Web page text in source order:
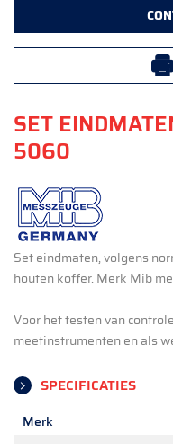
SET
5060
Set eindmaten, volgens
houten koffer. Merk Mib
Voor het testen van
meetinstrumenten en als
SPECIFICATIES
Merk